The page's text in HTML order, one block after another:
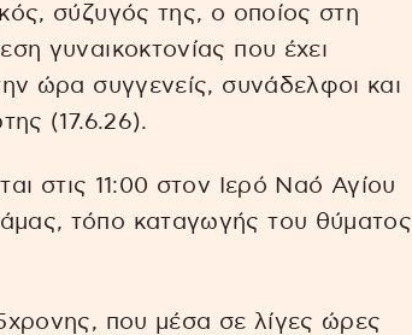
σύζυγός της, ο οποίος στη
γυναικοκτονίας που έχει
ώρα συγγενείς, συνάδελφοι και
(17.6.26).
στις 11:00 στον Ιερό Ναό Αγίου
τόπο καταγωγής του θύματος
που μέσα σε λίγες ώρες